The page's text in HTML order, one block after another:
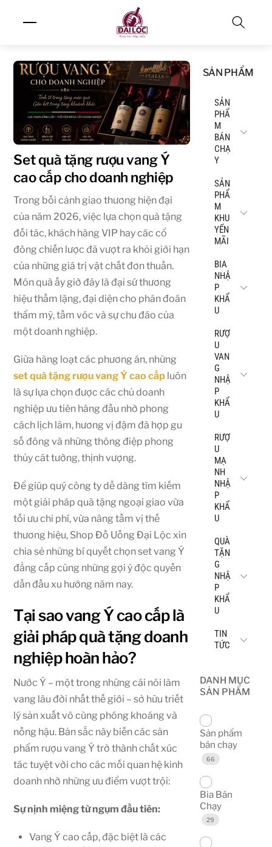
Menu
Set quà tặng rượu vang Ý
cao cấp cho doanh nghiệp
Trong bối cảnh giao thương hiện đại
của năm 2026, việc lựa chọn quà tặng
đối tác, khách hàng VIP hay các cổ
đông chiến lược đã vượt ra khỏi giới hạn
của những giá trị vật chất đơn thuần.
Món quà ấy giờ đây là đại sứ thương
hiệu thầm lặng, đại diện cho phán đoán
thẩm mỹ, tầm vóc và sự chu đáo của
một doanh nghiệp.
Giữa hàng loạt các phương án, những
set quà tặng rượu vang Ý cao cấp luôn
là sự lựa chọn được các chủ doanh
nghiệp ưu tiên hàng đầu nhờ phong
cách lịch lãm, hương vị đậm đà hợp gu
số đông và những thông điệp phong
thủy cát tường, thịnh vượng.
Để giúp quý công ty dễ dàng tìm kiếm
một giải pháp quà tặng ngoại giao vừa
tối ưu chi phí, vừa nâng tầm vị thế
thương hiệu, Shop Đồ Uống Đại Lộc xin
chia sẻ những bí quyết chọn set vang Ý
đẳng cấp cùng những gợi ý độc quyền
dẫn đầu xu hướng năm nay.
Tại sao vang Ý cao cấp là
giải pháp quà tặng doanh
nghiệp hoàn hảo?
Nước Ý – một trong những cái nôi làm
vang lâu đời nhất thế giới – sở hữu triết
lý sản xuất vô cùng phóng khoáng và
nồng hậu. Bản sắc này biến các sản
phẩm rượu vang Ý trở thành chất xúc
tác tuyệt vời cho các mối quan hệ kinh
doanh nhờ những ưu điểm vượt trội:
Sự nịnh miệng từ ngụm đầu tiên:
Vang Ý cao cấp, đặc biệt là các
SẢN PHẨM
SẢN
PHẨ
M
BÁN
CHẠ
Y
SẢN
PHẨ
M
KHU
YẾN
MÃI
BIA
NHẬ
P
KHẨ
U
RƯỢ
U
VAN
G
NHẬ
P
KHẨ
U
RƯỢ
U
MẠ
NH
NHẬ
P
KHẨ
U
QUÀ
TẶN
G
NHẬ
P
KHẨ
U
TIN
TỨC
DANH MỤC
SẢN PHẨM
Sản phẩm
bán chạy
66
Bia Bán
Chạy
29